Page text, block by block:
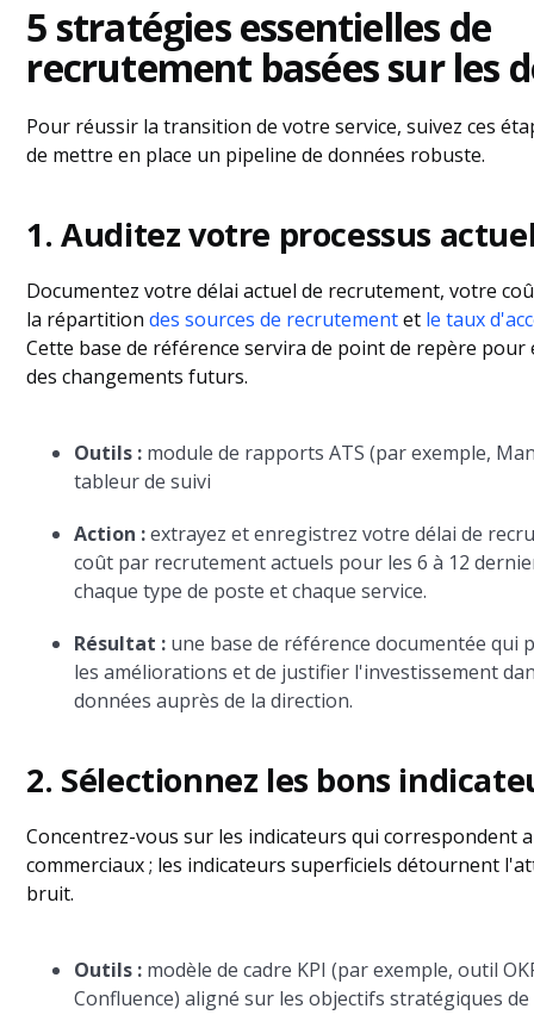
5 stratégies essentielles de
recrutement basées sur les
Pour réussir la transition de votre service, suivez ces
de mettre en place un pipeline de données robuste.
1. Auditez votre processus
Documentez votre délai actuel de recrutement, votre
la répartitiondes sources de recrutementet le taux
Cette base de référence servira de point de repère pour
des changements futurs.
Outils : module de rapports ATS (par exemple,
tableur de suivi
Action :extrayez et enregistrez votre délai de
coût par recrutement actuels pour les 6 à 12
chaque type de poste et chaque service.
Résultat : une base de référence documentée qui
les améliorations et de justifier l'investissement
données auprès de la direction.
2. Sélectionnez les bons
Concentrez-vous sur les indicateurs qui correspondent
commerciaux ; les indicateurs superficiels détournent
bruit.
Outils : modèle de cadre KPI (par exemple, outil
Confluence) aligné sur les objectifs stratégiques